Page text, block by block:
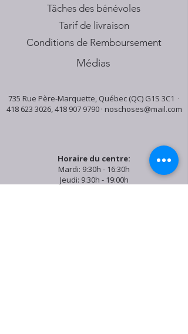
Tâches des bénévoles
Tarif de livraison
Conditions de Remboursement
Médias
735 Rue Père-Marquette, Québec (QC) G1S 3C1 ·
418 623 3026,418 907 9790· noschoses@mail.com
Horaire du centre:
Mardi: 9:30h - 16:30h
Jeudi: 9:30h - 19:00h